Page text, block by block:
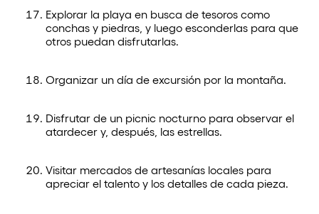
Explorar la playa en busca de tesoros como
conchas y piedras, y luego esconderlas para que
otros puedan disfrutarlas.
Organizar un día de excursión por la montaña.
Disfrutar de un picnic nocturno para observar el
atardecer y, después, las estrellas.
Visitar mercados de artesanías locales para
apreciar el talento y los detalles de cada pieza.